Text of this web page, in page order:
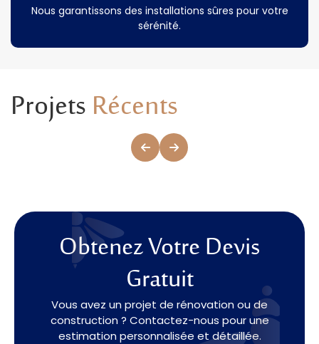
Nous garantissons des installations sûres pour votre
sérénité.
ProjetsRécents
Obtenez Votre Devis
Gratuit
Vous avez un projet de rénovation ou de
construction ? Contactez-nous pour une
estimation personnalisée et détaillée.